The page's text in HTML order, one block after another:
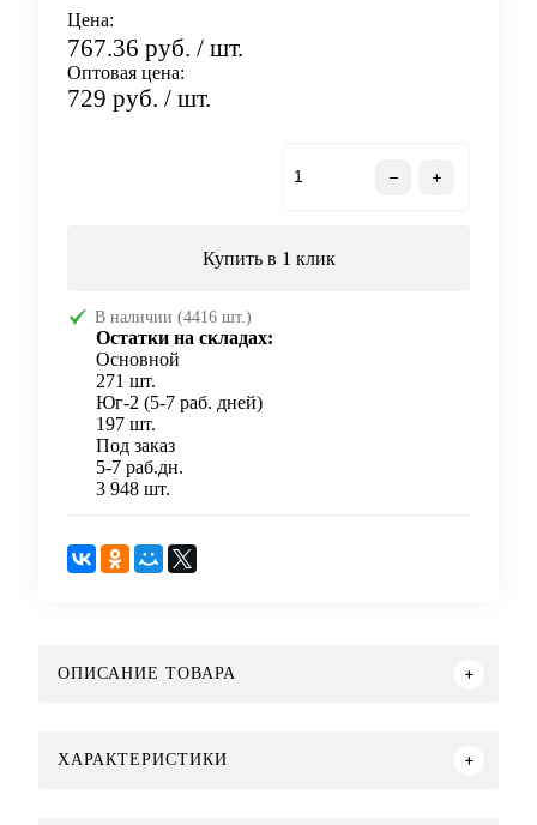
Цена:
767.36 руб. / шт.
Оптовая цена:
729 руб. / шт.
Купить в 1 клик
В наличии (4416 шт.)
Остатки на складах:
Основной
271 шт.
Юг-2 (5-7 раб. дней)
197 шт.
Под заказ
5-7 раб.дн.
3 948 шт.
ОПИСАНИЕ ТОВАРА
ХАРАКТЕРИСТИКИ